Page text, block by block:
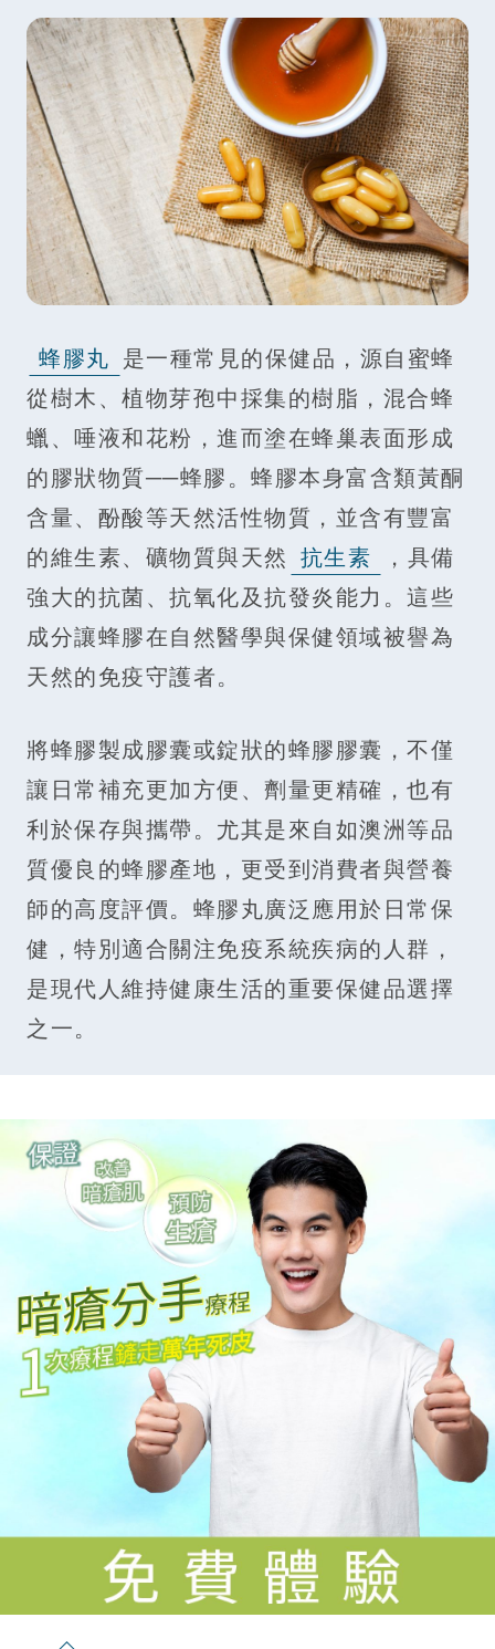
蜂膠丸 是一種常見的保健品，源自蜜蜂
從樹木、植物芽孢中採集的樹脂，混合蜂
蠟、唾液和花粉，進而塗在蜂巢表面形成
的膠狀物質──蜂膠。蜂膠本身富含類黃酮
含量、酚酸等天然活性物質，並含有豐富
的維生素、礦物質與天然 抗生素
，具備
強大的抗菌、抗氧化及抗發炎能力。這些
成分讓蜂膠在自然醫學與保健領域被譽為
天然的免疫守護者。
將蜂膠製成膠囊或錠狀的蜂膠膠囊，不僅
讓日常補充更加方便、劑量更精確，也有
利於保存與攜帶。尤其是來自如澳洲等品
質優良的蜂膠產地，更受到消費者與營養
師的高度評價。蜂膠丸廣泛應用於日常保
健，特別適合關注免疫系統疾病的人群，
是現代人維持健康生活的重要保健品選擇
之一。